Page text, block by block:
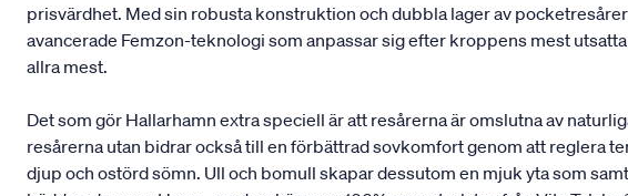
prisvärdhet. Med sin robusta konstruktion och dubbla lager av
avancerade Femzon-teknologi som anpassar sig efter kroppens mest
allra mest.
Det som gör Hallarhamn extra speciell är att resårerna är omslutna av
resårerna utan bidrar också till en förbättrad sovkomfort genom att reglera
djup och ostörd sömn. Ull och bomull skapar dessutom en mjuk yta som